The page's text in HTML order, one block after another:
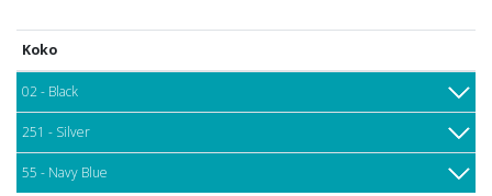
Koko
02 - Black
251 - Silver
55 - Navy Blue